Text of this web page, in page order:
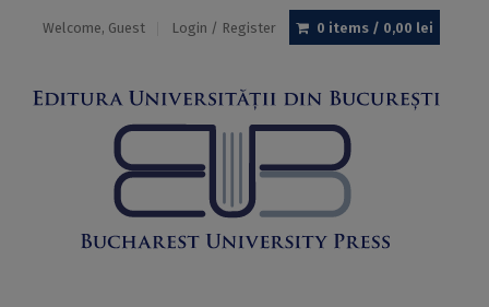
Welcome, Guest Login / Register 0 items / 0,00 lei